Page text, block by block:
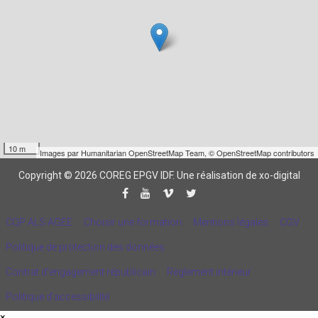
10 m Images par Humanitarian OpenStreetMap Team, © OpenStreetMap contributors
Copyright © 2026 COREG EPGV IDF. Une réalisation de xo-digital
CQP ALS AGEE Choisir une formation Mentions légales CGV
Politique de protection des données
Contrat d'engagement républicain Règlement intérieur
Politique d’accessibilité